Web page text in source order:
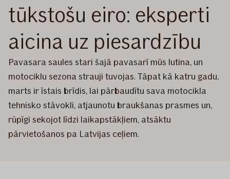
tūkstošu eiro: eksperti
aicina uz piesardzību
Pavasara saules stari šajā pavasarī mūs lutina, un
motociklu sezona strauji tuvojas. Tāpat kā katru gadu,
marts ir īstais brīdis, lai pārbaudītu sava motocikla
tehnisko stāvokli, atjaunotu braukšanas prasmes un,
rūpīgi sekojot līdzi laikapstākļiem, atsāktu
pārvietošanos pa Latvijas ceļiem.